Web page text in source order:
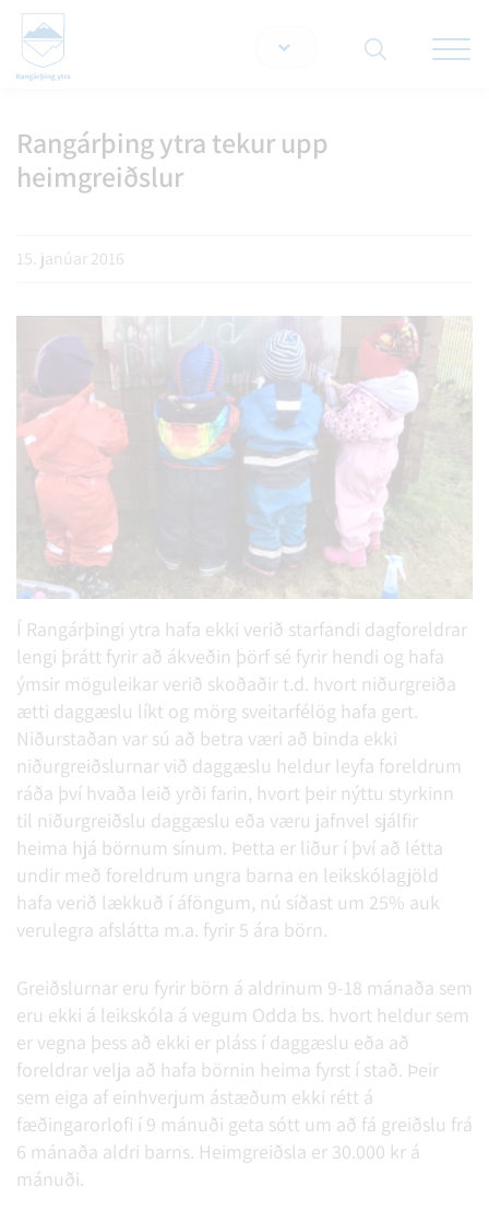
Rangárþing ytra tekur upp
heimgreiðslur
15. janúar 2016
Í Rangárþingi ytra hafa ekki verið starfandi dagforeldrar
lengi þrátt fyrir að ákveðin þörf sé fyrir hendi og hafa
ýmsir möguleikar verið skoðaðir t.d. hvort niðurgreiða
ætti daggæslu líkt og mörg sveitarfélög hafa gert.
Niðurstaðan var sú að betra væri að binda ekki
niðurgreiðslurnar við daggæslu heldur leyfa foreldrum
ráða því hvaða leið yrði farin, hvort þeir nýttu styrkinn
til niðurgreiðslu daggæslu eða væru jafnvel sjálfir
heima hjá börnum sínum. Þetta er liður í því að létta
undir með foreldrum ungra barna en leikskólagjöld
hafa verið lækkuð í áföngum, nú síðast um 25% auk
verulegra afslátta m.a. fyrir 5 ára börn.
Greiðslurnar eru fyrir börn á aldrinum 9-18 mánaða sem
eru ekki á leikskóla á vegum Odda bs. hvort heldur sem
er vegna þess að ekki er pláss í daggæslu eða að
foreldrar velja að hafa börnin heima fyrst í stað. Þeir
sem eiga af einhverjum ástæðum ekki rétt á
fæðingarorlofi í 9 mánuði geta sótt um að fá greiðslu frá
6 mánaða aldri barns. Heimgreiðsla er 30.000 kr á
mánuði.
Leita á vef